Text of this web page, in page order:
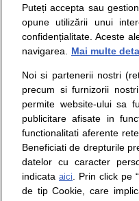
nici
ii
Puteți accepta sau
opune utilizării unui
confidențialitate. Aceste
navigarea.
Mai multe
Noi si partenerii nostri
precum si furnizorii
permite website-ului sa
publicitare afisate in
functionalitati aferente
Beneficiati de drepturile
datelor cu caracter
indicata aici. Prin click pe
de tip Cookie, care